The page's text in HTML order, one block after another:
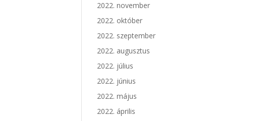
2022. november
2022. október
2022. szeptember
2022. augusztus
2022. július
2022. június
2022. május
2022. április